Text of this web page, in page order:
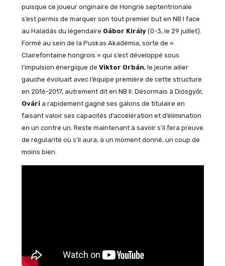
puisque ce joueur originaire de Hongrie septentrionale
s’est permis de marquer son tout premier but en NB I face
au Haladás du légendaire Gábor Király(0-3, le 29 juillet).
Formé au sein de la Puskas Akadémia, sorte de «
Clairefontaine hongrois » qui s’est développé sous
l’impulsion énergique de Viktor Orbán, le jeune ailier
gauche évoluait avec l’équipe première de cette structure
en 2016-2017, autrement dit en NB II. Désormais à Diósgyőr,
Ovária rapidement gagné ses galons de titulaire en
faisant valoir ses capacités d’accélération et d’élimination
en un contre un. Reste maintenant à savoir s’il fera preuve
de régularité où s’il aura, à un moment donné, un coup de
moins bien.